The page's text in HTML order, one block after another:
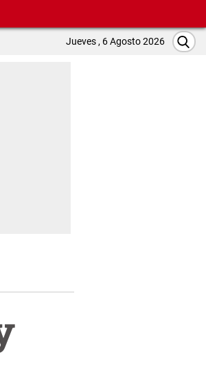
Jueves , 6 Agosto 2026